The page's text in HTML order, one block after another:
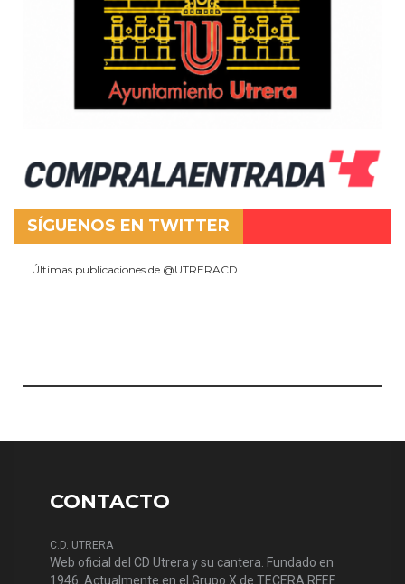
SÍGUENOS EN TWITTER
Últimas publicaciones de @UTRERACD
CONTACTO
C.D. UTRERA
Web oficial del CD Utrera y su cantera. Fundado en
1946. Actualmente en el Grupo X de TECERA RFEF.